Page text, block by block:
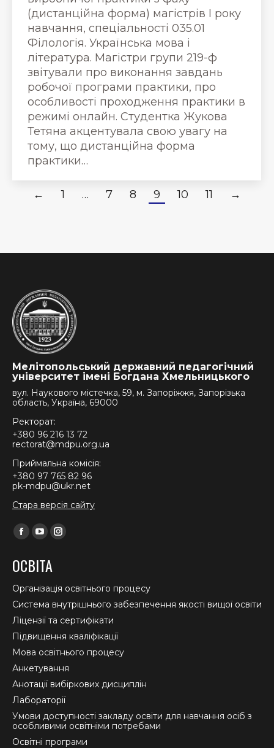
(дистанційна форма) магістрів І року
навчання, спеціальності 035.01
Філологія. Українська мова і
література. Магістри групи 219-ф
звітували про виконання завдань
робочої програми практики, про
особливості проходження практики в
режимі онлайн. Студентка Жукова
Тетяна акцентувала свою увагу на
тому, що дистанційна форма
практики…
← 1 … 7 8 9 10 11 →
Мелітопольський державний педагогічний
університет імені Богдана Хмельницького
вул. Наукового містечка, 59, м. Запоріжжя, Запорізька
область, Україна, 69000
Ректорат:
+380 96 216 13 72
rectorat@mdpu.org.ua
Приймальна комісія:
+380 97 765 82 96
pk-mdpu@ukr.net
Стара версія сайту
Find us on:
Facebook
opens
in
new
window
YouTube
opens
in
new
window
Instagram
in
new
window
ОСВІТА
Організація освітнього процесу
Система внутрішнього забезпечення якості вищої освіти
Ліцензії та сертифікати
Підвищення кваліфікації
Мова освітнього процесу
Анкетування
Анотації вибіркових дисциплін
Лабораторії
Умови доступності закладу освіти для навчання осіб з
особливими освітніми потребами
Освітні програми